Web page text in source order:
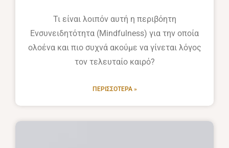
Τι είναι λοιπόν αυτή η περιβόητη
Ενσυνειδητότητα (Μindfulness) για την οποία
ολοένα και πιο συχνά ακούμε να γίνεται λόγος
τον τελευταίο καιρό?
ΠΕΡΙΣΣΌΤΕΡΑ »